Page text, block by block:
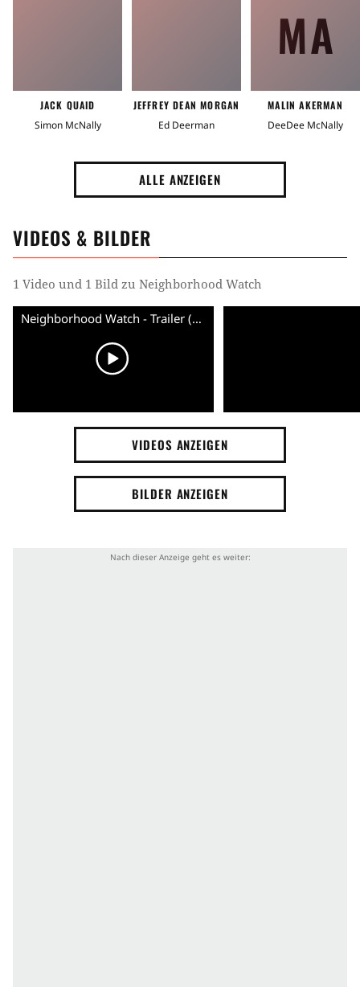
JACK QUAID
Simon McNally
JEFFREY DEAN MORGAN
Ed Deerman
MA
MALIN AKERMAN
DeeDee McNally
ALLE ANZEIGEN
VIDEOS & BILDER
1 Video und 1 Bild zu Neighborhood Watch
Neighborhood Watch - Trailer (English) HD
VIDEOS ANZEIGEN
BILDER ANZEIGEN